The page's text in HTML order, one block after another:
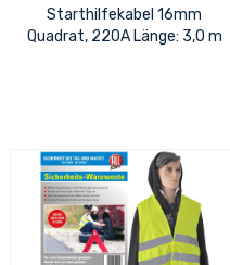
Starthilfekabel 16mm
Quadrat, 220A Länge: 3,0 m